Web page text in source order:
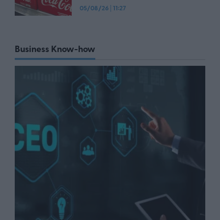
05/08/26 | 11:27
Business Know-how